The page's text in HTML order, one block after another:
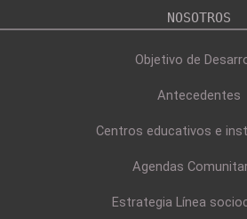
NOSOTROS
Objetivo de
Antecedentes
Centros educativos e
Agendas
Estrategia Línea